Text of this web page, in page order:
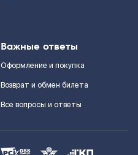
Важные ответы
Оформление и покупка
Возврат и обмен билета
Все вопросы и ответы